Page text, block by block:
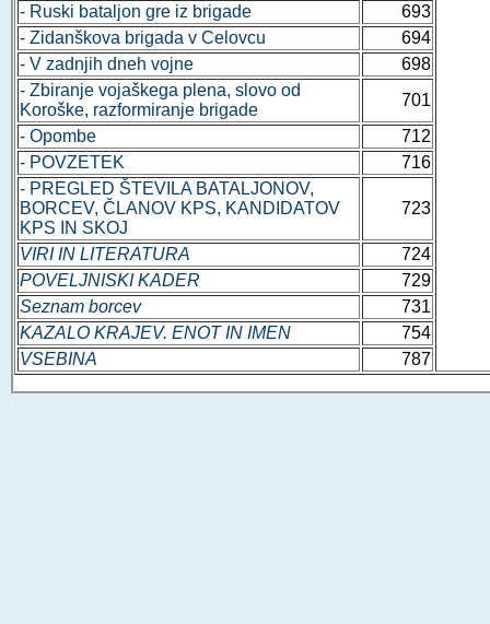
- Ruski bataljon gre iz brigade
693
- Zidanškova brigada v Celovcu
694
- V zadnjih dneh vojne
698
- Zbiranje vojaškega plena, slovo od
Koroške, razformiranje brigade
701
- Opombe
712
- POVZETEK
716
- PREGLED ŠTEVILA BATALJONOV,
BORCEV, ČLANOV KPS, KANDIDATOV
KPS IN SKOJ
723
VIRI IN LITERATURA
724
POVELJNISKI KADER
729
Seznam borcev
731
KAZALO KRAJEV. ENOT IN IMEN
754
VSEBINA
787